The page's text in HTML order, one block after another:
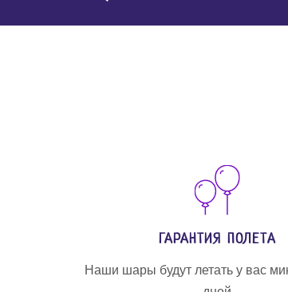
ГАРАНТИЯ ПОЛЕТА
Наши шары будут летать у вас